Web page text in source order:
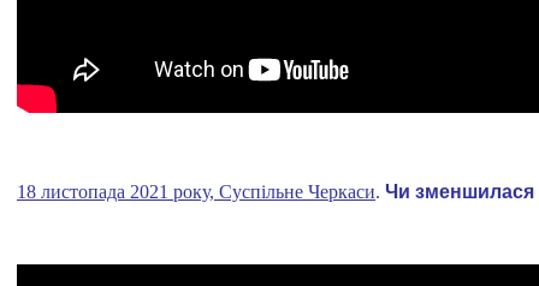
18 листопада 2021 року, Суспільне Черкаси. Чи зменшилася